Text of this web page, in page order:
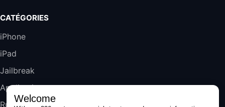
Galaxy S25 FE 6,7\" 5G Nano SIM 128 Go
Blanc
Jeu FIFA 20 sur PC (code à télécharger)
CATÉGORIES
iPhone
iPad
Jailbreak
Applications
Rumeurs
Welcome